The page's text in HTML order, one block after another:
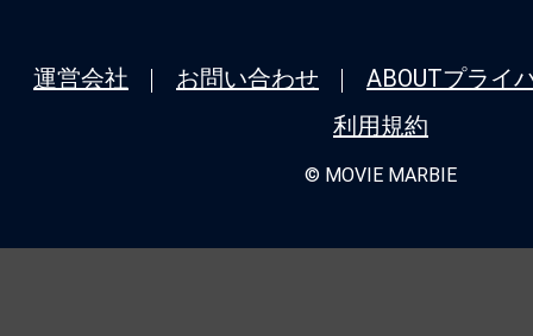
運営会社 お問い合わせ ABOUTプライ
利用規約
© MOVIE MARBIE